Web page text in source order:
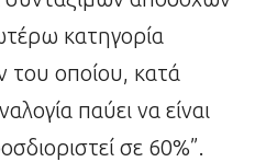
κατηγορία
του οποίου, κατά
παύει να είναι
σε 60%”.